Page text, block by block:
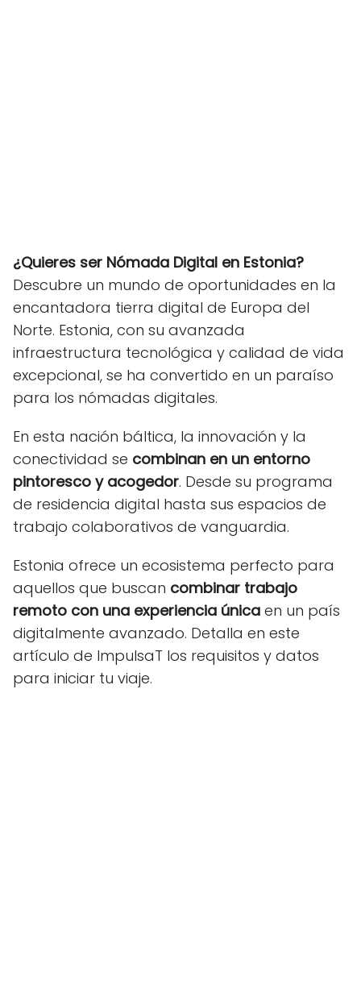
¿Quieres ser Nómada Digital en Estonia?
Descubre un mundo de oportunidades en la
encantadora tierra digital de Europa del
Norte. Estonia, con su avanzada
infraestructura tecnológica y calidad de vida
excepcional, se ha convertido en un paraíso
para los nómadas digitales.
En esta nación báltica, la innovación y la
conectividad se combinan en un entorno
pintoresco y acogedor. Desde su programa
de residencia digital hasta sus espacios de
trabajo colaborativos de vanguardia.
Estonia ofrece un ecosistema perfecto para
aquellos que buscan combinar trabajo
remoto con una experiencia única en un país
digitalmente avanzado. Detalla en este
artículo de ImpulsaT los requisitos y datos
para iniciar tu viaje.